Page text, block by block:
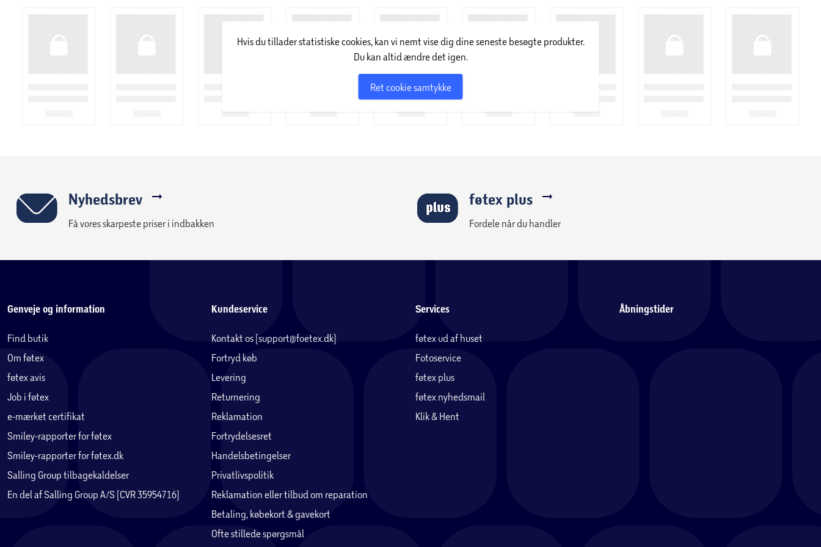
Hvis du tillader statistiske cookies, kan vi nemt vise dig dine seneste besøgte produkter.
Du kan altid ændre det igen.
Ret cookie samtykke
Nyhedsbrev
Få vores skarpeste priser i indbakken
føtex plus
Fordele når du handler
Genveje og information
Find butik
Om føtex
føtex avis
Job i føtex
e-mærket certifikat
Smiley-rapporter for føtex
Smiley-rapporter for føtex.dk
Salling Group tilbagekaldelser
En del af Salling Group A/S (CVR 35954716)
Kundeservice
Kontakt os (support@foetex.dk)
Fortryd køb
Levering
Returnering
Reklamation
Fortrydelsesret
Handelsbetingelser
Privatlivspolitik
Reklamation eller tilbud om reparation
Betaling, købekort & gavekort
Ofte stillede spørgsmål
Services
føtex ud af huset
Fotoservice
føtex plus
føtex nyhedsmail
Klik & Hent
Åbningstider